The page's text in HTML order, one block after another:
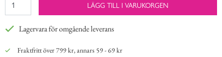
LÄGG TILL I VARUKORGEN
Lagervara för omgående leverans
Fraktfritt över 799 kr, annars 59 - 69 kr